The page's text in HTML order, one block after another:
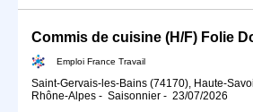
Emploi France Travail
Saint-Gervais-les-Bains (74170), Haute-
Rhône-Alpes - Saisonnier - 23/07/2026